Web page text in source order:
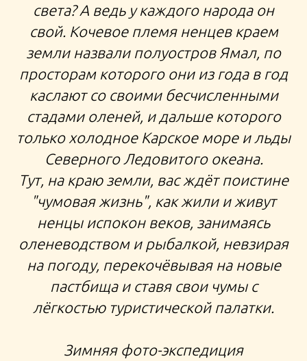
ДЕНЬ ОЛЕНЕВОДА В САЛЕХАРД В ЧУМ
ПУТЕШЕСТВИЯ ПО РОССИИ
тур на зимний Ямал День Оленевода путешествия
по России
света? А ведь у каждого народа он
свой. Кочевое племя ненцев краем
земли назвали полуостров Ямал, по
просторам которого они из года в год
каслают со своими бесчисленными
стадами оленей, и дальше которого
только холодное Карское море и льды
Северного Ледовитого океана.
Тут, на краю земли, вас ждёт поистине
"чумовая жизнь", как жили и живут
ненцы испокон веков, занимаясь
оленеводством и рыбалкой, невзирая
на погоду, перекочёвывая на новые
пастбища и ставя свои чумы с
лёгкостью туристической палатки.
Зимняя фото-экспедиция